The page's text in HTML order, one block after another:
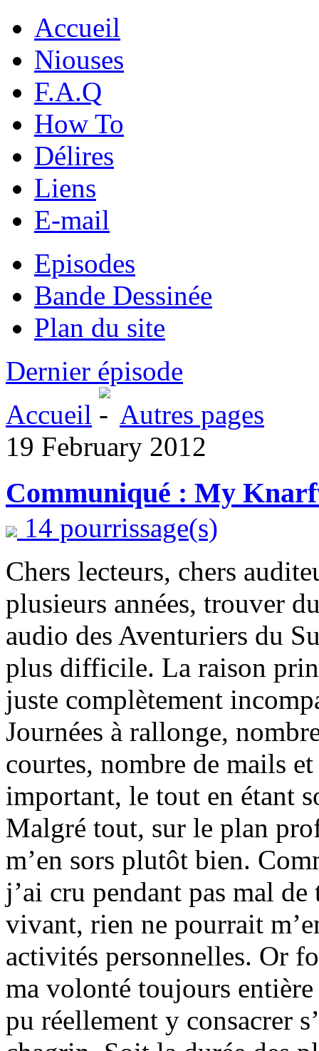
Accueil
Niouses
F.A.Q
How To
Délires
Liens
E-mail
Episodes
Bande Dessinée
Plan du site
Dernier épisode
Accueil
Autres pages
19 February 2012
Communiqué : My
14 pourrissage(s)
Chers lecteurs, chers
plusieurs années, trouver
audio des Aventuriers du
plus difficile. La raison
juste complètement
Journées à rallonge,
courtes, nombre de mails
important, le tout en étant
Malgré tout, sur le plan
m’en sors plutôt bien.
j’ai cru pendant pas mal
vivant, rien ne pourrait
activités personnelles. Or
ma volonté toujours
pu réellement y consacrer